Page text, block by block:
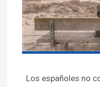
Los españoles no